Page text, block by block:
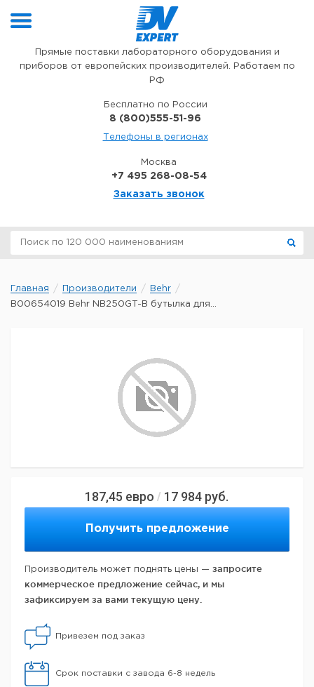
Прямые поставки лабораторного оборудования и
приборов от европейских производителей. Работаем по
РФ
Бесплатно по России
8 (800)555-51-96
Телефоны в регионах
Москва
+7 495 268-08-54
Заказать звонок
Главная Производители
Behr
B00654019 Behr NB250GT-B бутылка для...
187,45 евро / 17 984 руб.
Получить предложение
Производитель может поднять цены — запросите
коммерческое предложение сейчас, и мы
зафиксируем за вами текущую цену.
Привезем под заказ
Срок поставки с завода 6-8 недель